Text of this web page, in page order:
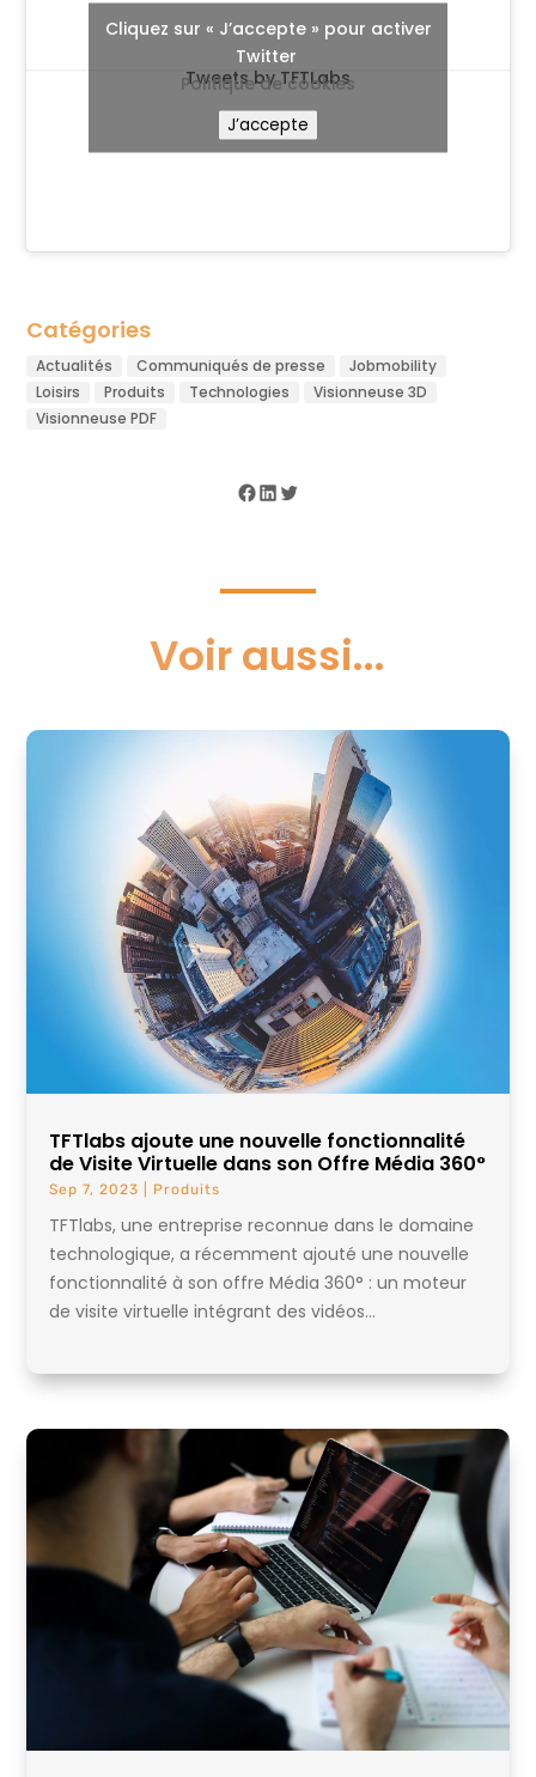
Tweets by TFTLabs
Cliquez sur « J’accepte » pour activer
Twitter
Politique de cookies
J’accepte
Catégories
Actualités Communiqués de presse
Jobmobility
Loisirs
Produits Technologies
Visionneuse 3D
Visionneuse PDF
Facebook
LinkedIn
Twitter
Voir aussi...
TFTlabs ajoute une nouvelle fonctionnalité
de Visite Virtuelle dans son Offre Média 360°
Sep 7, 2023 Produits
TFTlabs, une entreprise reconnue dans le domaine
technologique, a récemment ajouté une nouvelle
fonctionnalité à son offre Média 360° : un moteur
de visite virtuelle intégrant des vidéos...